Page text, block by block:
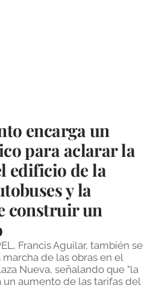
encarga un
para aclarar la
edificio de la
y la
construir un
Francis Aguilar, también se
de las obras en el
Nueva, señalando que "la
aumento de las tarifas del